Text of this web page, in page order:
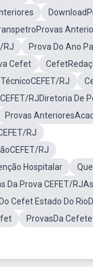
RJ
Prova Do Ano
Cefet
RJ
CEFET/RJDiretoria De
Provas
RJ
RJ
Hospitalar
Da Prova CEFET/
Cefet Estado Do
ProvasDa